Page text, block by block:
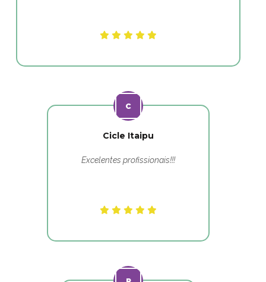
Cicle Itaipu
Excelentes profissionais!!!